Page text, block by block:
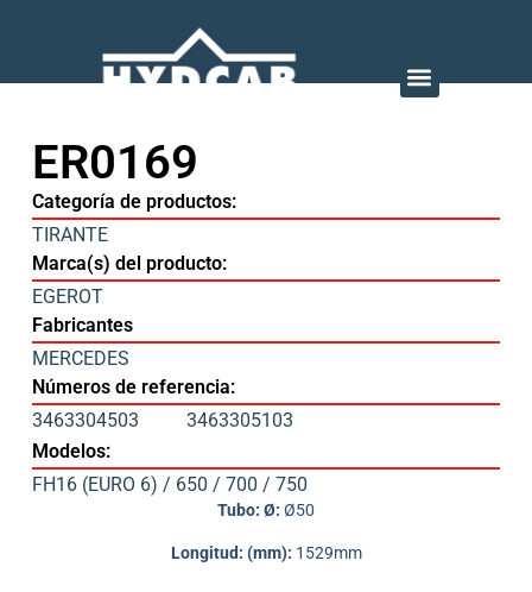
ER0169
Categoría de productos:
TIRANTE
Marca(s) del producto:
EGEROT
Fabricantes
MERCEDES
Números de referencia:
3463304503
3463305103
Modelos:
FH16 (EURO 6) / 650 / 700 / 750
Tubo: Ø: Ø50
Longitud: (mm): 1529mm